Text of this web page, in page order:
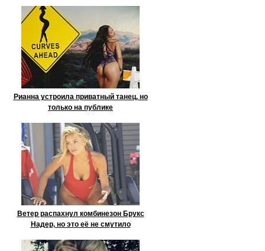
Рианна устроила приватный танец, но
только на публике
Ветер распахнул комбинезон Брукс
Надер, но это её не смутило